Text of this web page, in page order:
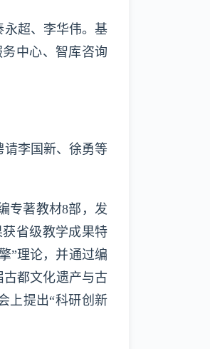
超、李华伟。基
中心、智库咨询
李国新、徐勇等
专著教材8部，发
省级教学成果特
”理论，并通过编
都文化遗产与古
上提出“科研创新